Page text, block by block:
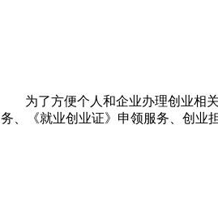
为了方便个人和企业办理创业相
务、《就业创业证》申领服务、创业